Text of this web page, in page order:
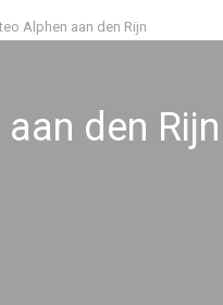
Alphen aan den Rijn
den Rijn